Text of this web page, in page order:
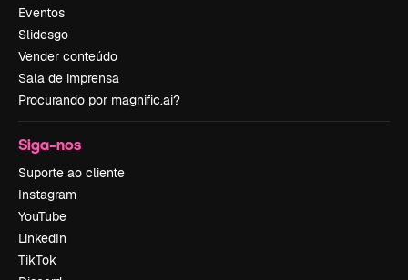
Eventos
Slidesgo
Vender conteúdo
Sala de imprensa
Procurando por magnific.ai?
Siga-nos
Suporte ao cliente
Instagram
YouTube
LinkedIn
TikTok